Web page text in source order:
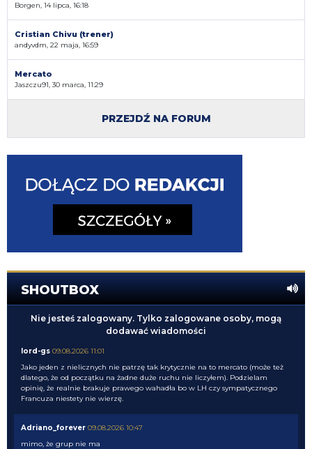
Borgen, 14 lipca, 16:18
Cristian Chivu (trener)
andyvdm, 22 maja, 16:59
Mercato
Jaszczu91, 30 marca, 11:29
PRZEJDŹ NA FORUM
SHOUTBOX
Nie jesteś zalogowany. Tylko zalogowane osoby, mogą
dodawać wiadomości
lord-gs 09.08.2026 11:01
Jako jeden z nielicznych nie patrzę tak krytycznie na to mercato (może też
dlatego, że od początku na żadne duże ruchu nie liczyłem). Podzielam
opinię, że realnie brakuje prawego wahadła bo w LH czy sympatycznego
Francuza niestety nie wierzę.
Adriano_forever 09.08.2026 10:47
mimo, że grup nie ma